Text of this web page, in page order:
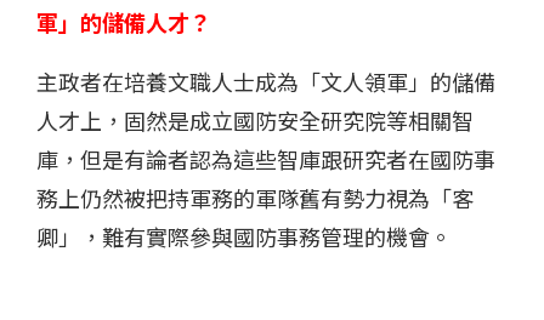
軍」的儲備人才？
主政者在培養文職人士成為「文人領軍」的儲備
人才上，固然是成立國防安全研究院等相關智
庫，但是有論者認為這些智庫跟研究者在國防事
務上仍然被把持軍務的軍隊舊有勢力視為「客
卿」，難有實際參與國防事務管理的機會。